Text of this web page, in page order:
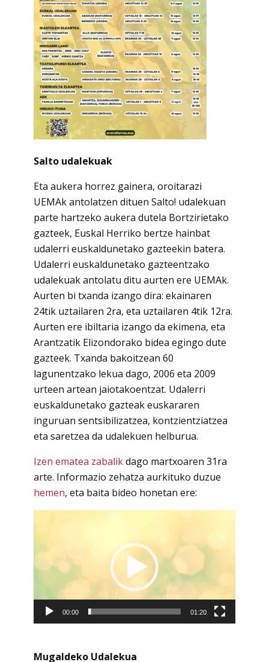
Salto udalekuak
Eta aukera horrez gainera, oroitarazi
UEMAk antolatzen dituen Salto! udalekuan
parte hartzeko aukera dutela Bortzirietako
gazteek, Euskal Herriko bertze hainbat
udalerri euskaldunetako gazteekin batera.
Udalerri euskaldunetako gazteentzako
udalekuak antolatu ditu aurten ere UEMAk.
Aurten bi txanda izango dira: ekainaren
24tik uztailaren 2ra, eta uztailaren 4tik 12ra.
Aurten ere ibiltaria izango da ekimena, eta
Arantzatik Elizondorako bidea egingo dute
gazteek. Txanda bakoitzean 60
lagunentzako lekua dago, 2006 eta 2009
urteen artean jaiotakoentzat. Udalerri
euskaldunetako gazteak euskararen
inguruan sentsibilizatzea, kontzientziatzea
eta saretzea da udalekuen helburua.
Izen ematea zabalikdago martxoaren 31ra
arte. Informazio zehatza aurkituko duzue
hemen, eta baita bideo honetan ere:
00:00 01:20
Mugaldeko Udalekua